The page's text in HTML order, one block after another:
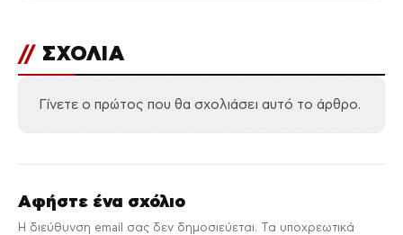
// ΣΧΟΛΙΑ
Γίνετε ο πρώτος που θα σχολιάσει αυτό το άρθρο.
Αφήστε ένα σχόλιο
Η διεύθυνση email σας δεν δημοσιεύεται. Τα υποχρεωτικά